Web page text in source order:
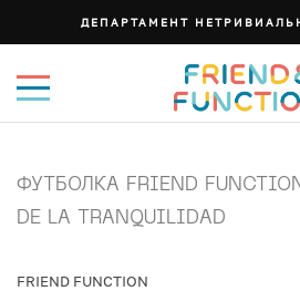
ДЕПАРТАМЕНТ
ФУТБОЛКА FRIEND FUNCTION
DE LA TRANQUILIDAD
FRIEND FUNCTION